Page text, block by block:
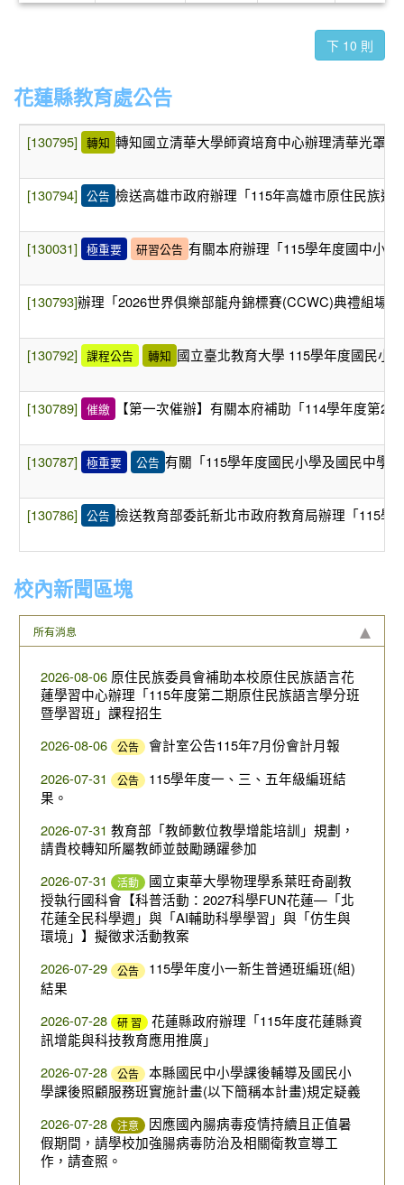
下 10 則
花蓮縣教育處公告
[130795] 轉知 轉知國立清華大學師資培育中心辦理清華光罩
[130794] 公告 檢送高雄市政府辦理「115年高雄市原住民族
[130031] 極重要 研習公告 有關本府辦理「115學年度國中小
[130793]辦理「2026世界俱樂部龍舟錦標賽(CCWC)典禮組場
[130792] 課程公告 轉知 國立臺北教育大學 115學年度國民小
[130789] 催繳 【第一次催辦】有關本府補助「114學年度第2
[130787] 極重要 公告 有關「115學年度國民小學及國民中學
[130786] 公告 檢送教育部委託新北市政府教育局辦理「115
校內新聞區塊
所有消息
2026-08-06 原住民族委員會補助本校原住民族語言花
蓮學習中心辦理「115年度第二期原住民族語言學分班
暨學習班」課程招生
2026-08-06
公告
會計室公告115年7月份會計月報
2026-07-31
公告
115學年度一、三、五年級編班結
果。
2026-07-31 教育部「教師數位教學增能培訓」規劃，
請貴校轉知所屬教師並鼓勵踴躍參加
2026-07-31
活動
國立東華大學物理學系葉旺奇副教
授執行國科會【科普活動：2027科學FUN花蓮—「北
花蓮全民科學週」與「AI輔助科學學習」與「仿生與
環境」】擬徵求活動教案
2026-07-29
公告
115學年度小一新生普通班編班(組)
結果
2026-07-28
研 習
花蓮縣政府辦理「115年度花蓮縣資
訊增能與科技教育應用推廣」
2026-07-28
公告
本縣國民中小學課後輔導及國民小
學課後照顧服務班實施計畫(以下簡稱本計畫)規定疑義
2026-07-28
注意
因應國內腸病毒疫情持續且正值暑
假期間，請學校加強腸病毒防治及相關衛教宣導工
作，請查照。